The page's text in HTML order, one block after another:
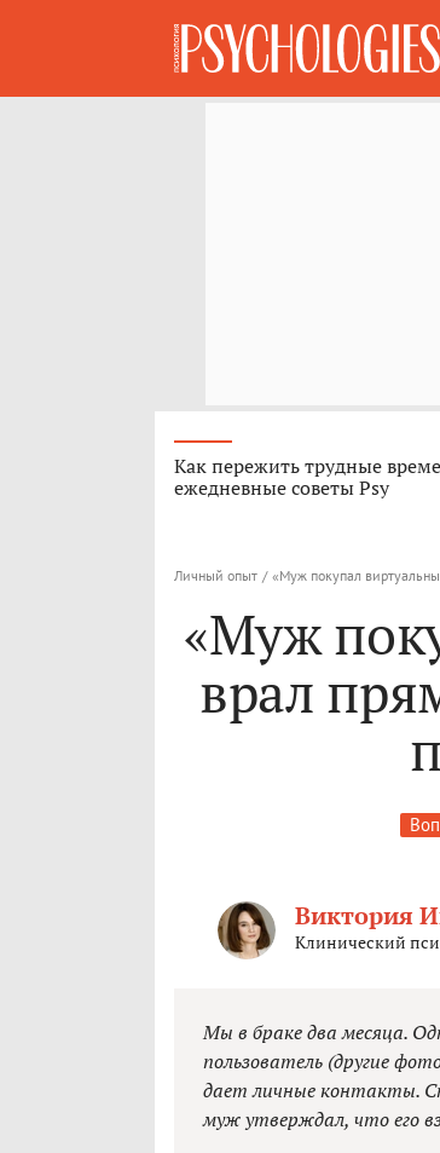
Как пережить трудные
ежедневные советы Psy
Личный опыт / «Муж покупал
«Муж
врал
Виктория
Клинический
Мы в браке два месяца.
пользователь (другие
дает личные контакты.
муж утверждал, что его